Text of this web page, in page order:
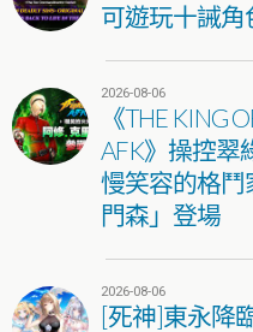
可遊玩十誡角
2026-08-06
《THE KING
AFK》操控翠
慢笑容的格鬥
門森」登場
2026-08-06
[死神]東永降